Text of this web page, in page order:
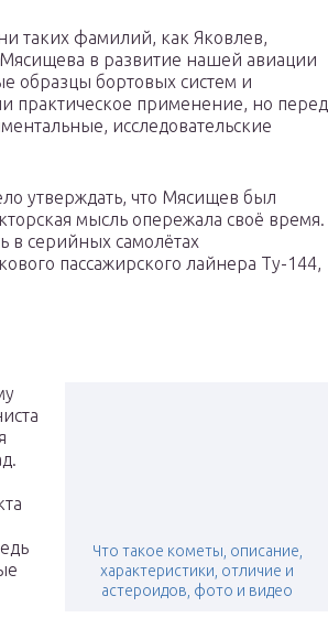
таких фамилий, как Яковлев,
в развитие нашей авиации
образцы бортовых систем и
практическое применение, но перед
исследовательские
утверждать, что Мясищев был
мысль опережала своё время.
в серийных самолётах
пассажирского лайнера Ту-144,
Что такое кометы, описание,
характеристики, отличие и
астероидов, фото и видео